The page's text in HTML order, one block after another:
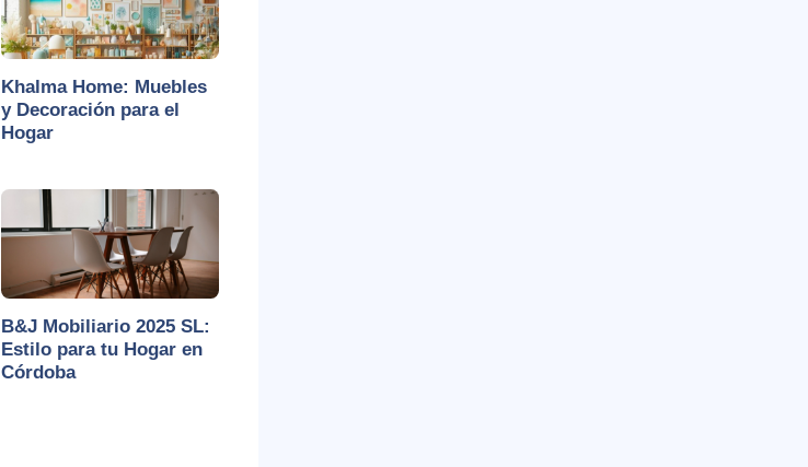
Khalma Home: Muebles
y Decoración para el
Hogar
B&J Mobiliario 2025 SL:
Estilo para tu Hogar en
Córdoba